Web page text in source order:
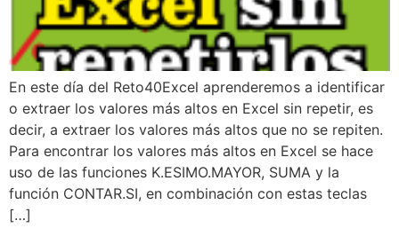
En este día del Reto40Excel aprenderemos a identificar
o extraer los valores más altos en Excel sin repetir, es
decir, a extraer los valores más altos que no se repiten.
Para encontrar los valores más altos en Excel se hace
uso de las funciones K.ESIMO.MAYOR, SUMA y la
función CONTAR.SI, en combinación con estas teclas
[…]